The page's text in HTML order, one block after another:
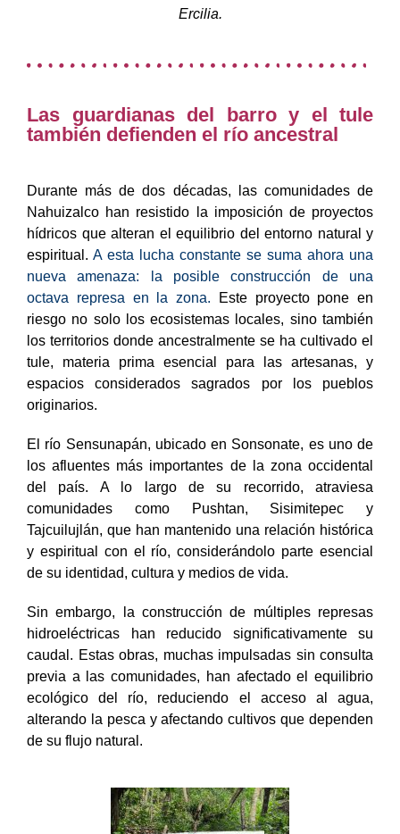
Ercilia.
Las guardianas del barro y el tule
también defienden el río ancestral
Durante más de dos décadas, las comunidades de
Nahuizalco han resistido la imposición de proyectos
hídricos que alteran el equilibrio del entorno natural y
espiritual. A esta lucha constante se suma ahora una
nueva amenaza: la posible construcción de una
octava represa en la zona. Este proyecto pone en
riesgo no solo los ecosistemas locales, sino también
los territorios donde ancestralmente se ha cultivado el
tule, materia prima esencial para las artesanas, y
espacios considerados sagrados por los pueblos
originarios.
El río Sensunapán, ubicado en Sonsonate, es uno de
los afluentes más importantes de la zona occidental
del país. A lo largo de su recorrido, atraviesa
comunidades como Pushtan, Sisimitepec y
Tajcuilujlán, que han mantenido una relación histórica
y espiritual con el río, considerándolo parte esencial
de su identidad, cultura y medios de vida.
Sin embargo, la construcción de múltiples represas
hidroeléctricas han reducido significativamente su
caudal. Estas obras, muchas impulsadas sin consulta
previa a las comunidades, han afectado el equilibrio
ecológico del río, reduciendo el acceso al agua,
alterando la pesca y afectando cultivos que dependen
de su flujo natural.